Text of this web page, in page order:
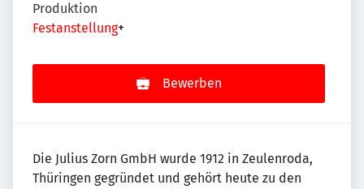
Produktion
Festanstellung+
Bewerben
Die Julius Zorn GmbH wurde 1912 in Zeulenroda,
Thüringen gegründet und gehört heute zu den